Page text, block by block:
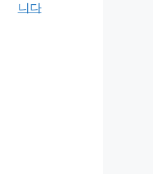
니다